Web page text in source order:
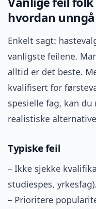
hvordan
Enkelt sagt:
vanligste feilene.
alltid er det beste.
kvalifisert for
spesielle fag, kan
realistiske
Typiske feil
– Ikke sjekke
studiespes, yrkesfag).
– Prioritere